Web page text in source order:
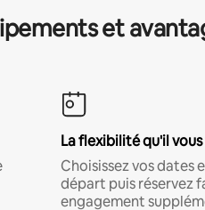
et
La flexibilité qu'il
Choisissez vos dates
départ puis réservez
engagement